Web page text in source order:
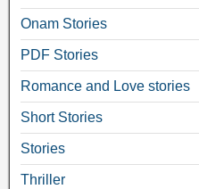
Onam Stories
PDF Stories
Romance and Love stories
Short Stories
Stories
Thriller